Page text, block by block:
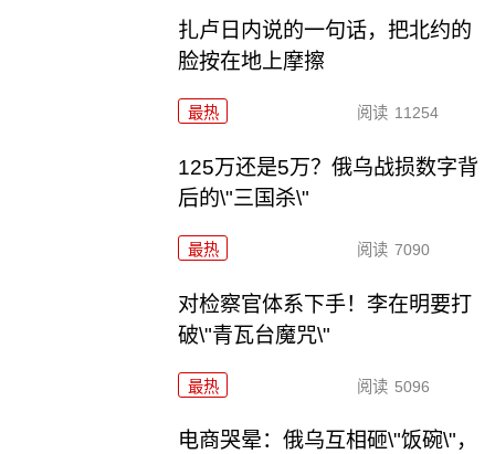
扎卢日内说的一句话，把北约的
脸按在地上摩擦
最热 阅读 11254
125万还是5万？俄乌战损数字背
后的\"三国杀\"
最热 阅读 7090
对检察官体系下手！李在明要打
破\"青瓦台魔咒\"
最热 阅读 5096
电商哭晕：俄乌互相砸\"饭碗\"，